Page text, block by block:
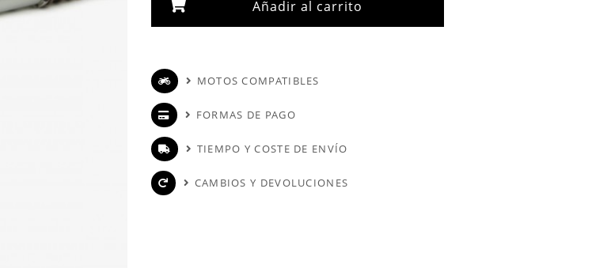
Añadir al carrito
MOTOS COMPATIBLES
FORMAS DE PAGO
TIEMPO Y COSTE DE ENVÍO
CAMBIOS Y DEVOLUCIONES